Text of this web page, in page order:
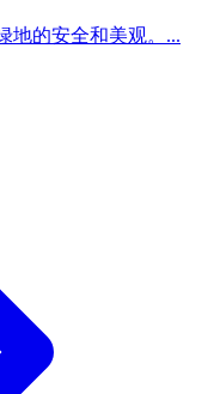
的安全和美观。 ...